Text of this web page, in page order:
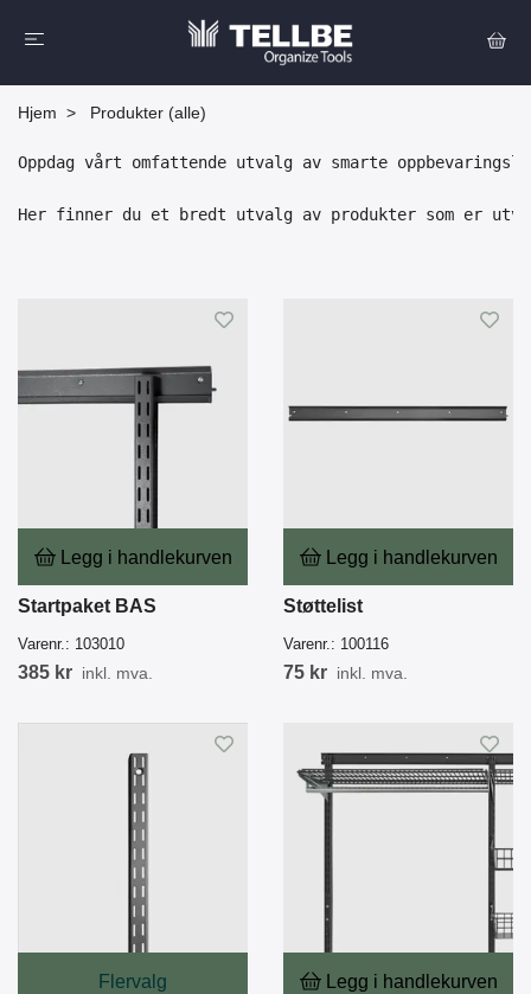
Hjem Produkter (alle)
Oppdag vårt omfattende utvalg av smarte
Her finner du et bredt utvalg av produkter som er
Legg i handlekurven
Startpaket BAS
Varenr.: 103010
385 kr inkl. mva.
Legg i handlekurven
Støttelist
Varenr.: 100116
75 kr inkl. mva.
Flervalg Legg i handlekurven